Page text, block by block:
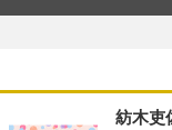
紡木吏